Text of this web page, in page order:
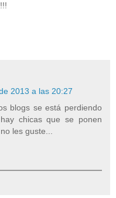
2013 a las 20:27
blogs se está perdiendo
chicas que se ponen
les guste...